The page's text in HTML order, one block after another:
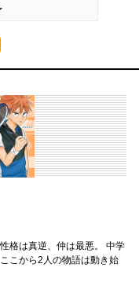
格は真逆、仲は最悪。 中学
こから2人の物語は動き始